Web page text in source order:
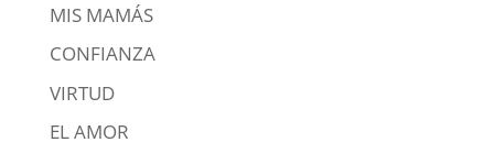
MIS MAMÁS
CONFIANZA
VIRTUD
EL AMOR